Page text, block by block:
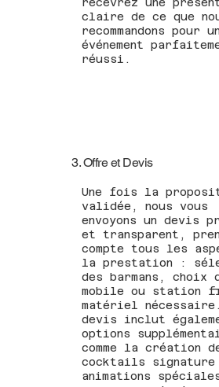
claire de ce que
recommandons pour un
événement
réussi.
3. Offre et Devis
Une fois la
validée, nous vous
envoyons un devis
et transparent,
compte tous les
la prestation :
des barmans, choix
mobile ou station
matériel
devis inclut
options
comme la création
cocktails signature
animations